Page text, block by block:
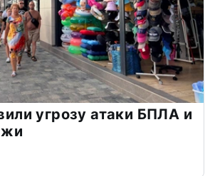
угрозу атаки БПЛА и